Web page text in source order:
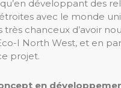
développant des
avec le monde
très chanceux d’avoir
I North West, et en
projet.
en